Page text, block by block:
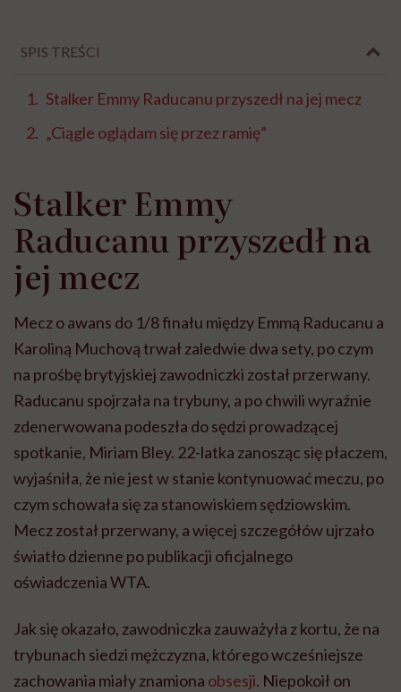
SPIS TREŚCI
Stalker Emmy Raducanu przyszedł na jej mecz
„Ciągle oglądam się przez ramię”
Stalker Emmy
Raducanu przyszedł na
jej mecz
Mecz o awans do 1/8 finału między Emmą Raducanu a
Karoliną Muchovą trwał zaledwie dwa sety, po czym
na prośbę brytyjskiej zawodniczki został przerwany.
Raducanu spojrzała na trybuny, a po chwili wyraźnie
zdenerwowana podeszła do sędzi prowadzącej
spotkanie, Miriam Bley. 22-latka zanosząc się płaczem,
wyjaśniła, że nie jest w stanie kontynuować meczu, po
czym schowała się za stanowiskiem sędziowskim.
Mecz został przerwany, a więcej szczegółów ujrzało
światło dzienne po publikacji oficjalnego
oświadczenia WTA.
Jak się okazało, zawodniczka zauważyła z kortu, że na
trybunach siedzi mężczyzna, którego wcześniejsze
zachowania miały znamiona obsesji. Niepokoił on